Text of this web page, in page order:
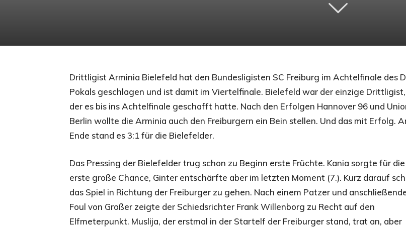
Drittligist Arminia Bielefeld hat den Bundesligisten SC Freiburg im Achtelfinale des
Pokals geschlagen und ist damit im Viertelfinale. Bielefeld war der einzige Drittligist,
der es bis ins Achtelfinale geschafft hatte. Nach den Erfolgen Hannover 96 und
Berlin wollte die Arminia auch den Freiburgern ein Bein stellen. Und das mit Erfolg.
Ende stand es 3:1 für die Bielefelder.
Das Pressing der Bielefelder trug schon zu Beginn erste Früchte. Kania sorgte für die
erste große Chance, Ginter entschärfte aber im letzten Moment (7.). Kurz darauf
das Spiel in Richtung der Freiburger zu gehen. Nach einem Patzer und
Foul von Großer zeigte der Schiedsrichter Frank Willenborg zu Recht auf den
Elfmeterpunkt. Muslija, der erstmal in der Startelf der Freiburger stand, trat an, aber